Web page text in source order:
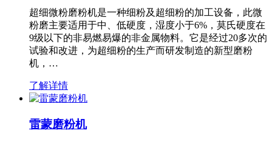
超细微粉磨粉机是一种细粉及超细粉的加工设备，此微
粉磨主要适用于中、低硬度，湿度小于6%，莫氏硬度在
9级以下的非易燃易爆的非金属物料。它是经过20多次的
试验和改进，为超细粉的生产而研发制造的新型磨粉
机，…
了解详情
雷蒙磨粉机